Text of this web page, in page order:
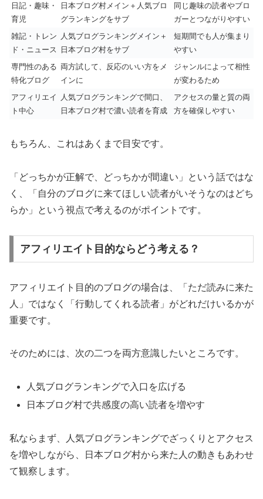
日記・趣味・
育児
日本ブログ村メイン＋人気ブロ
グランキングをサブ
同じ趣味の読者やブロ
ガーとつながりやすい
雑記・トレン
ド・ニュース
人気ブログランキングメイン＋
日本ブログ村をサブ
短期間でも人が集まり
やすい
専門性のある
特化ブログ
両方試して、反応のいい方をメ
インに
ジャンルによって相性
が変わるため
アフィリエイ
ト中心
人気ブログランキングで間口、
日本ブログ村で濃い読者を育成
アクセスの量と質の両
方を確保しやすい
もちろん、これはあくまで目安です。
「どっちかが正解で、どっちかが間違い」という話ではな
く、「自分のブログに来てほしい読者がいそうなのはどち
らか」という視点で考えるのがポイントです。
アフィリエイト目的ならどう考える？
アフィリエイト目的のブログの場合は、「ただ読みに来た
人」ではなく「行動してくれる読者」がどれだけいるかが
重要です。
そのためには、次の二つを両方意識したいところです。
人気ブログランキングで入口を広げる
日本ブログ村で共感度の高い読者を増やす
私ならまず、人気ブログランキングでざっくりとアクセス
を増やしながら、日本ブログ村から来た人の動きもあわせ
て観察します。